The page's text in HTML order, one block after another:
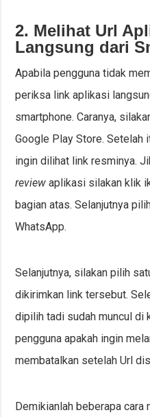
2. Melihat Url
Langsung dari
Apabila pengguna tidak
periksa link aplikasi
smartphone. Caranya,
Google Play Store. Setelah
ingin dilihat link resminya.
review aplikasi silakan klik
bagian atas. Selanjutnya
WhatsApp.
Selanjutnya, silakan pilih
dikirimkan link tersebut.
dipilih tadi sudah muncul di
pengguna apakah ingin
membatalkan setelah Url
Demikianlah beberapa